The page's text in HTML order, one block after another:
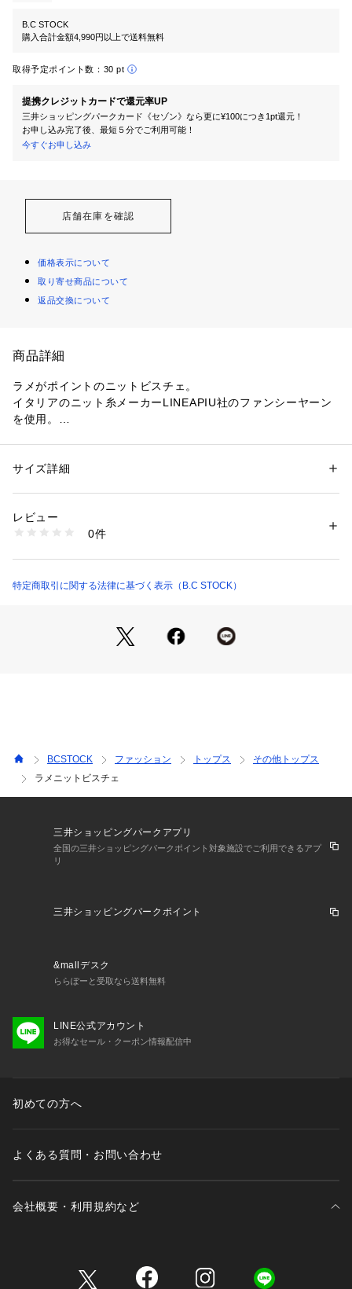
B.C STOCK
購入合計金額4,990円以上で送料無料
取得予定ポイント数： 30 pt
提携クレジットカードで還元率UP
三井ショッピングパークカード《セゾン》なら更に¥100につき1pt還元！
お申し込み完了後、最短５分でご利用可能！
今すぐお申し込み
店舗在庫を確認
価格表示について
取り寄せ商品について
返品交換について
商品詳細
ラメがポイントのニットビスチェ。
イタリアのニット糸メーカーLINEAPIU社のファンシーヤーン
を使用。
しっかりとホールドしながら ウェストにかけて寄せ目を入れ
ムです。
性別：レディース
素材：本体:レーヨン76%、ポリエステル18%、ナイロン5%、ポリウレタ
生産国：中国
洗濯：本体:手洗い可能、引っ掛かり、毛羽立ち・毛玉、レーヨン・キュ
※詳しい洗濯方法については、商品の品質表示タグをご覧ください
25080200502010 （ショップ）
サイズ詳細
レビュー
0件
特定商取引に関する法律に基づく表示（B.C STOCK）
BCSTOCK ファッション トップス
その他トップス
ラメニットビスチェ
三井ショッピングパークアプリ
全国の三井ショッピングパークポイント対象施設でご利用できるアプ
リ
三井ショッピングパークポイント
&mallデスク
ららぽーと受取なら送料無料
LINE公式アカウント
お得なセール・クーポン情報配信中
初めての方へ
よくある質問・お問い合わせ
会社概要・利用規約など